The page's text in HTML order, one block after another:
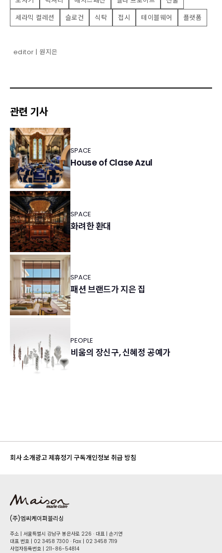
세라믹 컬레션
슬로건 식탁 접시 테이블웨어 플랫폼
editor | 원지은
관련 기사
SPACE
House of Clase Azul
SPACE
화려한 환대
SPACE
패션 브랜드가 지은 집
PEOPLE
비움의 장신구, 신혜정 공예가
회사 소개광고 제휴정기 구독개인정보 취급 방침
(주)엠씨케이퍼블리싱
주소 | 서울특별시 강남구 봉은사로 226 · 대표 | 손기연
대표 번호 | 02 34​58 7300 · Fax | 02 34​58 7119
사업자등록번호 | 211-86-5​4814